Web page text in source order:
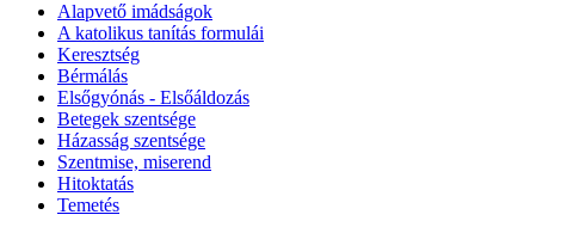
Alapvető imádságok
A katolikus tanítás formulái
Keresztség
Bérmálás
Elsőgyónás - Elsőáldozás
Betegek szentsége
Házasság szentsége
Szentmise, miserend
Hitoktatás
Temetés